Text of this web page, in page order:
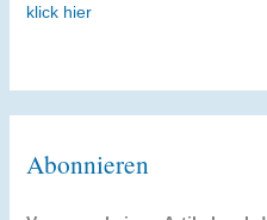
klick hier
Abonnieren